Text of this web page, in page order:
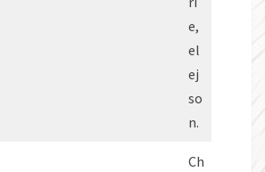
e,
el
ej
so
n.
Ch